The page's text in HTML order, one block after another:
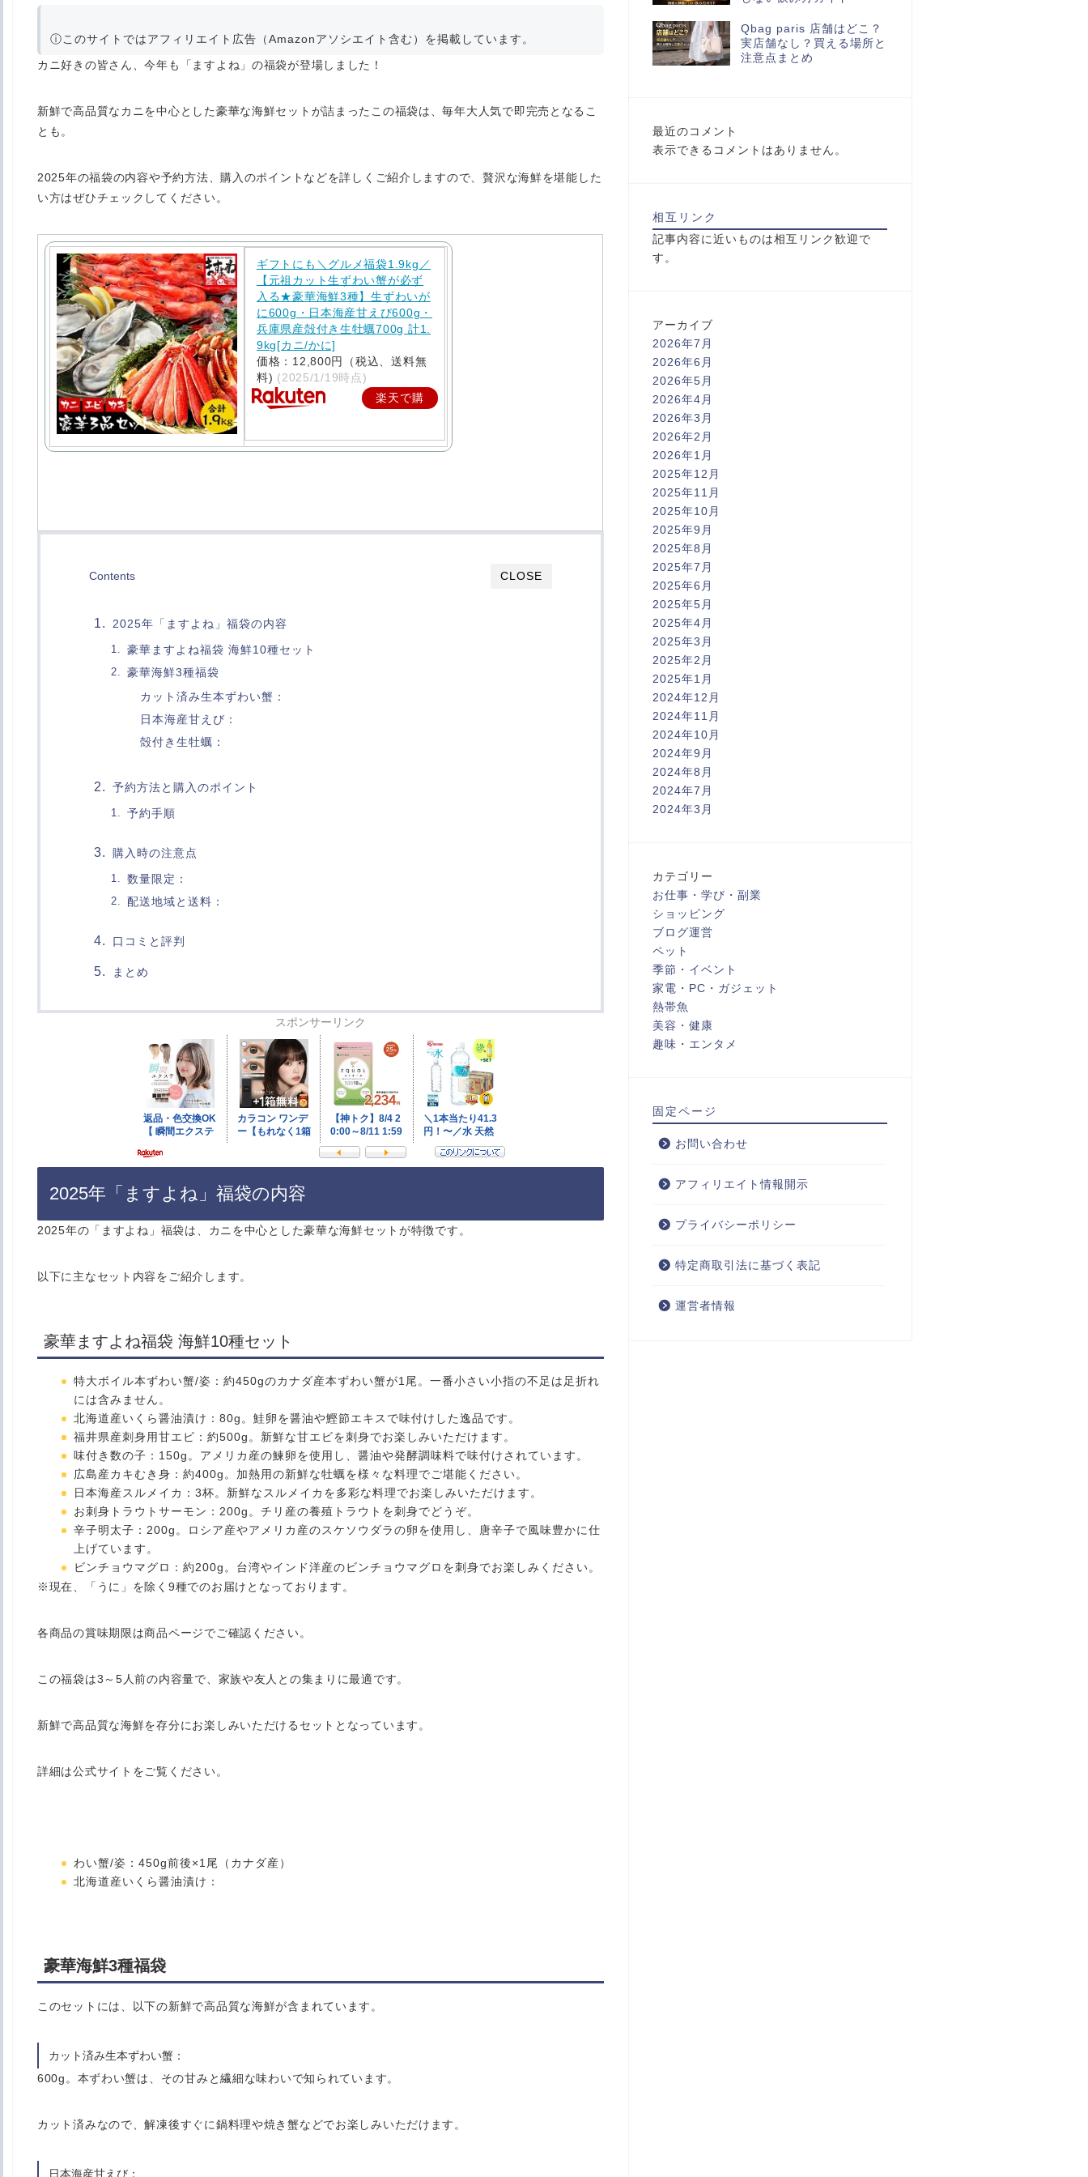
ⓘこのサイトではアフィリエイト広告（Amazonアソシエイト含む）を掲載しています。
カニ好きの皆さん、今年も「ますよね」の福袋が登場しました！
新鮮で高品質なカニを中心とした豪華な海鮮セットが詰まったこの福袋は、毎年大人気で即完売となるこ
とも。
2025年の福袋の内容や予約方法、購入のポイントなどを詳しくご紹介しますので、贅沢な海鮮を堪能した
い方はぜひチェックしてください。
ギフトにも＼グルメ福袋1.9kg／
【元祖カット生ずわい蟹が必ず
入る★豪華海鮮3種】生ずわいが
に600g・日本海産甘えび600g・
兵庫県産殻付き生牡蠣700g 計1.
9kg[カニ/かに]
価格：12,800円（税込、送料無
料) (2025/1/19時点)
楽天で購
CLOSE
Contents
2025年「ますよね」福袋の内容
豪華ますよね福袋 海鮮10種セット
豪華海鮮3種福袋
カット済み生本ずわい蟹：
日本海産甘えび：
殻付き生牡蠣：
予約方法と購入のポイント
予約手順
購入時の注意点
数量限定：
配送地域と送料：
口コミと評判
まとめ
スポンサーリンク
2025年「ますよね」福袋の内容
2025年の「ますよね」福袋は、カニを中心とした豪華な海鮮セットが特徴です。
以下に主なセット内容をご紹介します。
豪華ますよね福袋 海鮮10種セット
特大ボイル本ずわい蟹/姿 ：約450gのカナダ産本ずわい蟹が1尾。一番小さい小指の不足は足折れ
には含みません。
北海道産いくら醤油漬け ：80g。鮭卵を醤油や鰹節エキスで味付けした逸品です。
福井県産刺身用甘エビ ：約500g。新鮮な甘エビを刺身でお楽しみいただけます。
味付き数の子 ：150g。アメリカ産の鰊卵を使用し、醤油や発酵調味料で味付けされています。
広島産カキむき身 ：約400g。加熱用の新鮮な牡蠣を様々な料理でご堪能ください。
日本海産スルメイカ ：3杯。新鮮なスルメイカを多彩な料理でお楽しみいただけます。
お刺身トラウトサーモン ：200g。チリ産の養殖トラウトを刺身でどうぞ。
辛子明太子 ：200g。ロシア産やアメリカ産のスケソウダラの卵を使用し、唐辛子で風味豊かに仕
上げています。
ビンチョウマグロ ：約200g。台湾やインド洋産のビンチョウマグロを刺身でお楽しみください。
※現在、「うに」を除く9種でのお届けとなっております。
各商品の賞味期限は商品ページでご確認ください。
この福袋は3～5人前の内容量で、家族や友人との集まりに最適です。
新鮮で高品質な海鮮を存分にお楽しみいただけるセットとなっています。
詳細は公式サイトをご覧ください。
わい蟹/姿 ：450g前後×1尾（カナダ産）
北海道産いくら醤油漬け ：
豪華海鮮3種福袋
このセットには、以下の新鮮で高品質な海鮮が含まれています。
カット済み生本ずわい蟹 ：
600g。本ずわい蟹は、その甘みと繊細な味わいで知られています。
カット済みなので、解凍後すぐに鍋料理や焼き蟹などでお楽しみいただけます。
日本海産甘えび ：
Qbag paris 店舗はどこ？
実店舗なし？買える場所と
注意点まとめ
最近のコメント
表示できるコメントはありません。
相互リンク
記事内容に近いものは相互リンク歓迎で
す。
アーカイブ
2026年7月
2026年6月
2026年5月
2026年4月
2026年3月
2026年2月
2026年1月
2025年12月
2025年11月
2025年10月
2025年9月
2025年8月
2025年7月
2025年6月
2025年5月
2025年4月
2025年3月
2025年2月
2025年1月
2024年12月
2024年11月
2024年10月
2024年9月
2024年8月
2024年7月
2024年3月
カテゴリー
お仕事・学び・副業
ショッピング
ブログ運営
ペット
季節・イベント
家電・PC・ガジェット
熱帯魚
美容・健康
趣味・エンタメ
固定ページ
お問い合わせ
アフィリエイト情報開示
プライバシーポリシー
特定商取引法に基づく表記
運営者情報